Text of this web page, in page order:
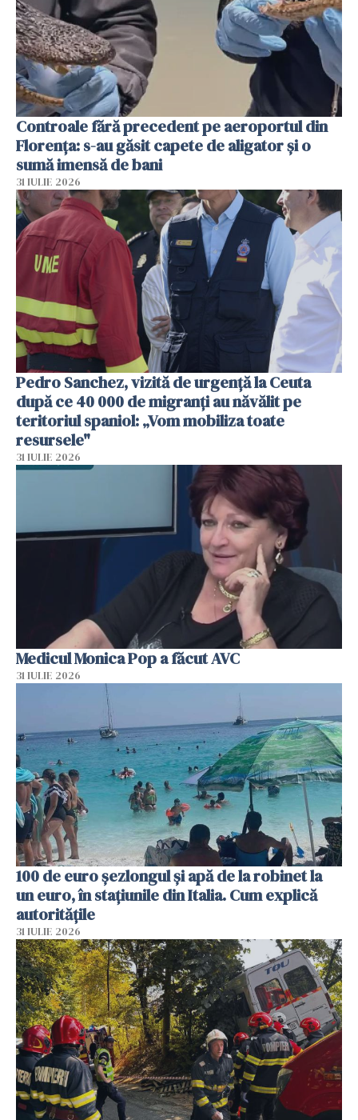
Controale fără precedent pe aeroportul din
Florența: s-au găsit capete de aligator și o
sumă imensă de bani
31 IULIE 2026
Pedro Sanchez, vizită de urgență la Ceuta
după ce 40 000 de migranți au năvălit pe
teritoriul spaniol: „Vom mobiliza toate
resursele"
31 IULIE 2026
Medicul Monica Pop a făcut AVC
31 IULIE 2026
100 de euro șezlongul și apă de la robinet la
un euro, în stațiunile din Italia. Cum explică
autoritățile
31 IULIE 2026